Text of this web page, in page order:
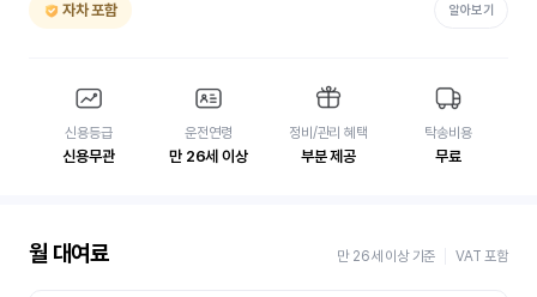
자차 포함 알아보기
신용등급
신용무관
운전연령
만 26세 이상
정비/관리 혜택
부분 제공
탁송비용
무료
월 대여료 만 26세 이상 기준 VAT 포함